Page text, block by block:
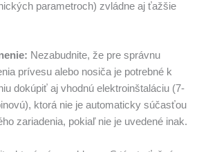
parametroch) zvládne aj ťažšie
Nezabudnite, že pre správnu
prívesu alebo nosiča je potrebné k
dokúpiť aj vhodnú elektroinštaláciu (7-
ktorá nie je automaticky súčasťou
zariadenia, pokiaľ nie je uvedené inak.